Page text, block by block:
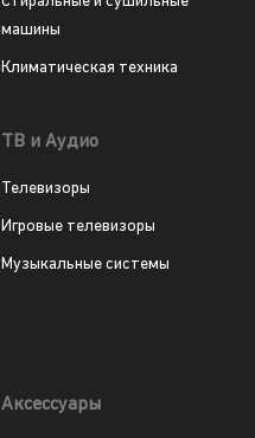
машины
Климатическая техника
ТВ и Аудио
Телевизоры
Игровые телевизоры
Музыкальные системы
Аксессуары